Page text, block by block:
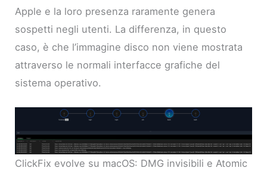
Apple e la loro presenza raramente genera
sospetti negli utenti. La differenza, in questo
caso, è che l’immagine disco non viene mostrata
attraverso le normali interfacce grafiche del
sistema operativo.
ClickFix evolve su macOS: DMG invisibili e Atomic